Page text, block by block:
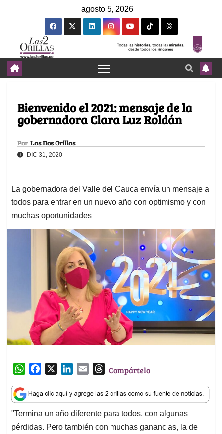
agosto 5, 2026
Bienvenido el 2021: mensaje de la
gobernadora Clara Luz Roldán
Por Las Dos Orillas
DIC 31, 2020
La gobernadora del Valle del Cauca envía un mensaje a
todos para entrar en un nuevo año con optimismo y con
muchas oportunidades
W
a
t
s
A
c
e
b
o
n
k
e
d
a
i
l
T
r
e
a
d
Compártelo
"Termina un año diferente para todos, con algunas
pérdidas. Pero también con muchas ganancias, la de